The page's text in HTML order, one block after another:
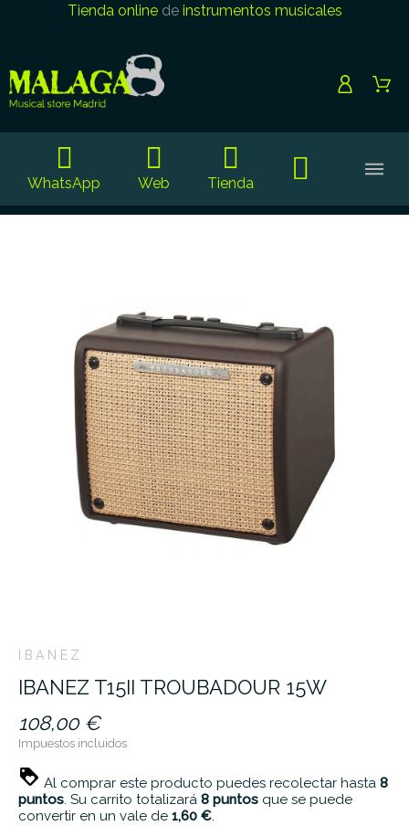
Tienda onlinede instrumentos musicales
WhatsApp Web Tienda
IBANEZ
IBANEZ T15II TROUBADOUR 15W
108,00 €
Impuestos incluidos
Al comprar este producto puedes recolectar hasta 8
puntos. Su carrito totalizará 8 puntos que se puede
convertir en un vale de 1,60 €.